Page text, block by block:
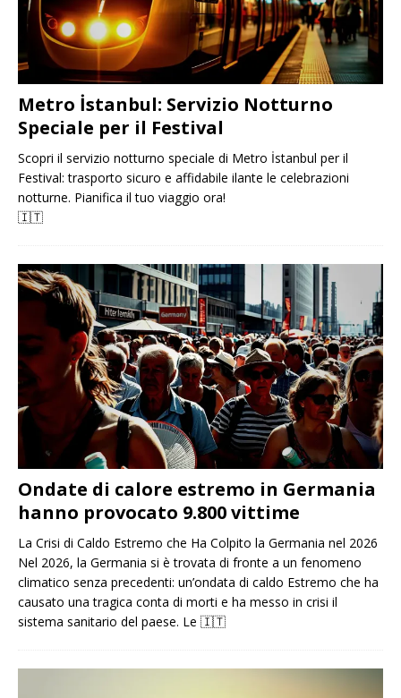
Metro İstanbul: Servizio Notturno
Speciale per il Festival
Scopri il servizio notturno speciale di Metro İstanbul per il
Festival: trasporto sicuro e affidabile ilante le celebrazioni
notturne. Pianifica il tuo viaggio ora!
🇮🇹
Ondate di calore estremo in Germania
hanno provocato 9.800 vittime
La Crisi di Caldo Estremo che Ha Colpito la Germania nel 2026
Nel 2026, la Germania si è trovata di fronte a un fenomeno
climatico senza precedenti: un’ondata di caldo Estremo che ha
causato una tragica conta di morti e ha messo in crisi il
sistema sanitario del paese. Le 🇮🇹